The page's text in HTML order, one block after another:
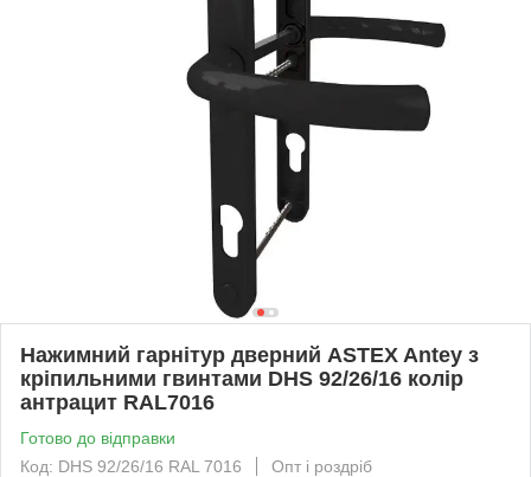
Нажимний гарнітур дверний ASTEX Antey з
кріпильними гвинтами DHS 92/26/16 колір
антрацит RAL7016
Готово до відправки
Код: DHS 92/26/16 RAL 7016
Опт і роздріб